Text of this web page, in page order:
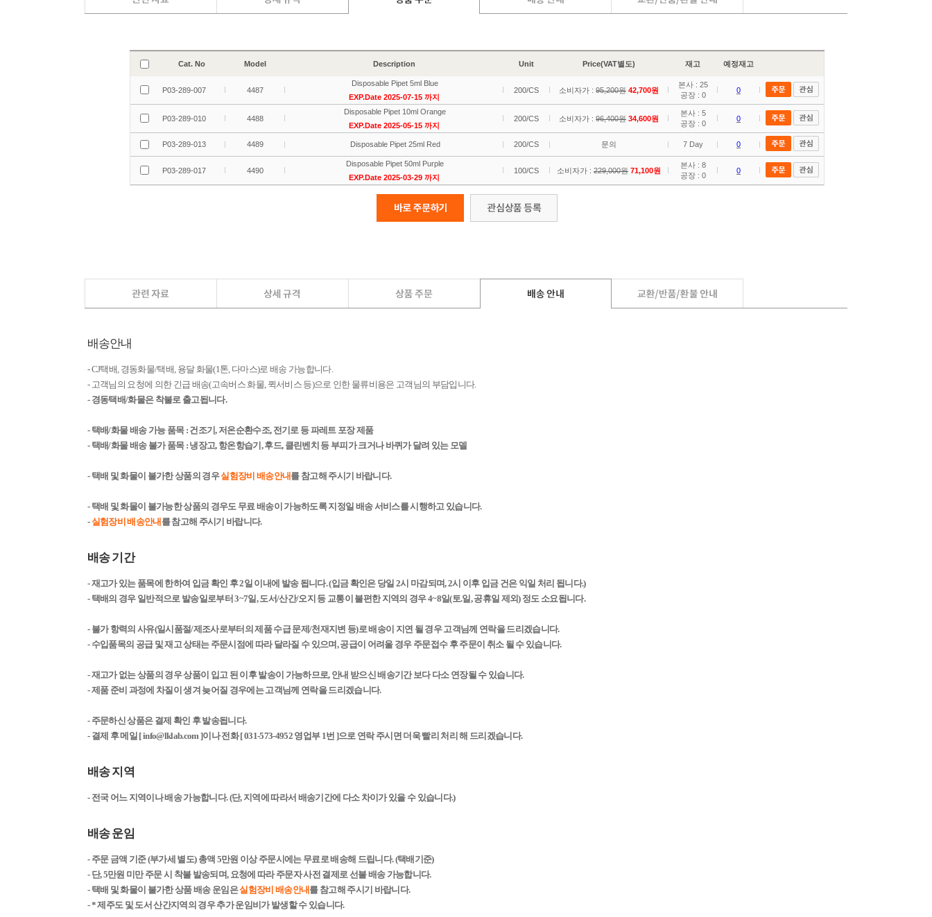
배송안내
- CJ택배, 경동화물/택배, 용달 화물(1톤, 다마스)로 배송 가능합니다.
- 고객님의 요청에 의한 긴급 배송(고속버스 화물, 퀵서비스 등)으로 인한 물류비용은 고객님의 부담입니다.
- 경동택배/화물은 착불로 출고됩니다.
- 택배/화물 배송 가능 품목 : 건조기, 저온순환수조, 전기로 등 파레트 포장 제품
- 택배/화물 배송 불가 품목 : 냉장고, 항온항습기, 후드, 클린벤치 등 부피가 크거나 바퀴가 달려 있는 모델
- 택배 및 화물이 불가한 상품의 경우실험장비 배송안내를 참고해 주시기 바랍니다.
- 택배 및 화물이 불가능한 상품의 경우도 무료 배송이 가능하도록 지정일 배송 서비스를 시행하고 있습니다.
-실험장비 배송안내 를 참고해 주시기 바랍니다.
배송 기간
- 재고가 있는 품목에 한하여 입금 확인 후 2일 이내에 발송 됩니다. (입금 확인은 당일 2시 마감되며, 2시 이후 입금 건은 익일 처리 됩니다.)
- 택배의 경우 일반적으로 발송일로부터 3~7일, 도서/산간/오지 등 교통이 불편한 지역의 경우 4~8일(토.일, 공휴일 제외) 정도 소요됩니다.
- 불가 항력의 사유(일시품절/제조사로부터의 제품 수급 문제/천재지변 등)로 배송이 지연 될 경우 고객님께 연락을 드리겠습니다.
- 수입품목의 공급 및 재고 상태는 주문시점에 따라 달라질 수 있으며, 공급이 어려울 경우 주문접수 후 주문이 취소 될 수 있습니다.
- 재고가 없는 상품의 경우 상품이 입고 된 이후 발송이 가능하므로, 안내 받으신 배송기간 보다 다소 연장될 수 있습니다.
- 제품 준비 과정에 차질이 생겨 늦어질 경우에는 고객님께 연락을 드리겠습니다.
- 주문하신 상품은 결제 확인 후 발송됩니다.
- 결제 후 메일 [ info@lklab.com ]이나 전화 [ 031-573-4952 영업부 1번 ]으로 연락 주시면 더욱 빨리 처리 해 드리겠습니다.
배송 지역
- 전국 어느 지역이나 배송 가능합니다. (단, 지역에 따라서 배송기간에 다소 차이가 있을 수 있습니다.)
배송 운임
- 주문 금액 기준 (부가세 별도) 총액 5만원 이상 주문시에는 무료로 배송해 드립니다. (택배기준)
- 단, 5만원 미만 주문 시 착불 발송되며, 요청에 따라 주문자 사전 결제로 선불 배송 가능합니다.
- 택배 및 화물이 불가한 상품 배송 운임은실험장비 배송안내를 참고해 주시기 바랍니다.
- * 제주도 및 도서 산간지역의 경우 추가 운임비가 발생할 수 있습니다.